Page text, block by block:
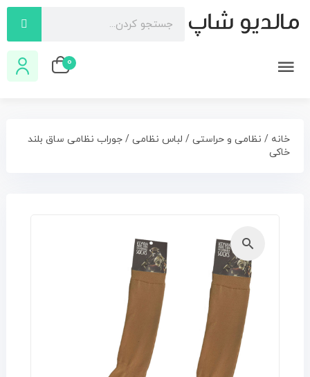
0
خانه / نظامی و حراستی/ لباس نظامی/ جوراب نظامی ساق بلند
خاکی